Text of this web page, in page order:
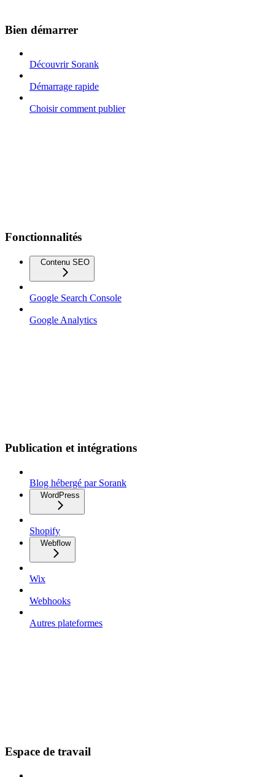
Bien démarrer
Découvrir Sorank
Démarrage rapide
Choisir comment publier
Fonctionnalités
Contenu SEO
Google Search Console
Google Analytics
Publication et intégrations
Blog hébergé par Sorank
WordPress
Shopify
Webflow
Wix
Webhooks
Autres plateformes
Espace de travail